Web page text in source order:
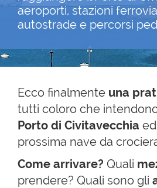
aeroporti, stazioni
autostrade e percorsi
Ecco finalmente una
tutti coloro che
Porto di Civitavecchia
prossima nave da
Come arrivare? Quali
prendere? Quali sono gli